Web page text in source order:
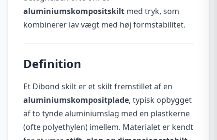
aluminiumskompositskilt med tryk, som
kombinerer lav vægt med høj formstabilitet.
Definition
Et Dibond skilt er et skilt fremstillet af en
aluminiumskompositplade, typisk opbygget
af to tynde aluminiumslag med en plastkerne
(ofte polyethylen) imellem. Materialet er kendt